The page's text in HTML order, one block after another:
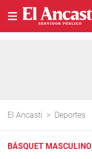
El Ancasti > Deportes
BÁSQUET MASCULINO